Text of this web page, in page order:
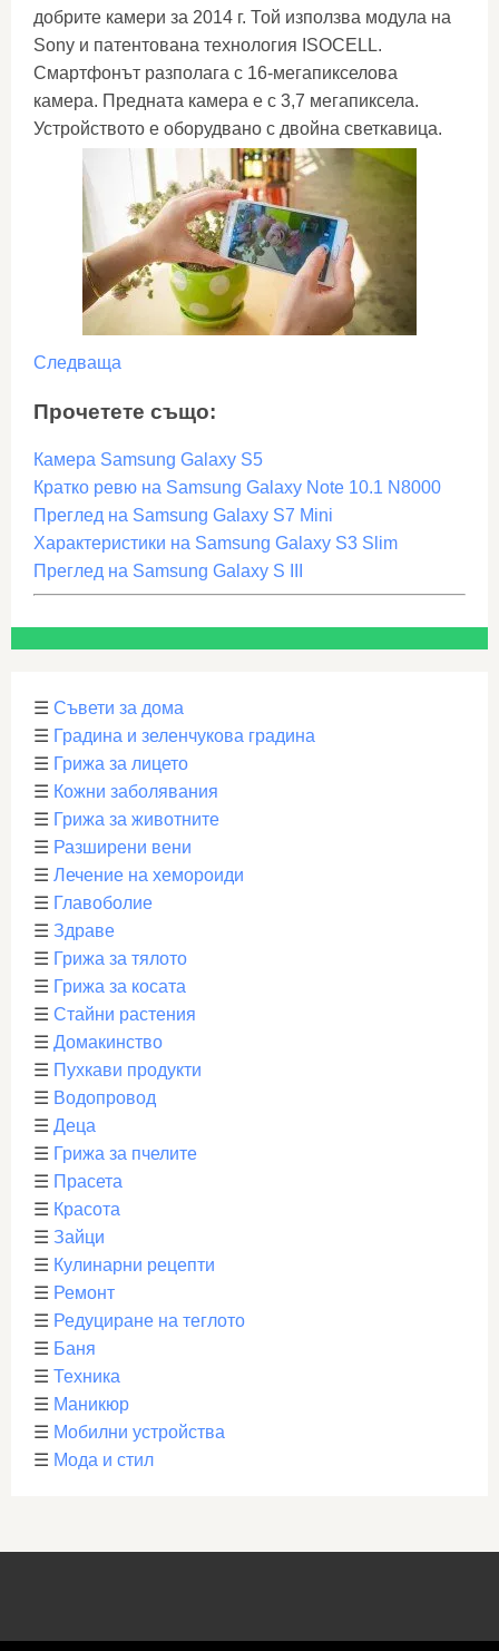
добрите камери за 2014 г. Той използва модула на
Sony и патентована технология ISOCELL.
Смартфонът разполага с 16-мегапикселова
камера. Предната камера е с 3,7 мегапиксела.
Устройството е оборудвано с двойна светкавица.
Следваща
Прочетете също:
Камера Samsung Galaxy S5
Кратко ревю на Samsung Galaxy Note 10.1 N8000
Преглед на Samsung Galaxy S7 Mini
Характеристики на Samsung Galaxy S3 Slim
Преглед на Samsung Galaxy S III
☰ Съвети за дома
☰ Градина и зеленчукова градина
☰ Грижа за лицето
☰ Кожни заболявания
☰ Грижа за животните
☰ Разширени вени
☰ Лечение на хемороиди
☰ Главоболие
☰ Здраве
☰ Грижа за тялото
☰ Грижа за косата
☰ Стайни растения
☰ Домакинство
☰ Пухкави продукти
☰ Водопровод
☰ Деца
☰ Грижа за пчелите
☰ Прасета
☰ Красота
☰ Зайци
☰ Кулинарни рецепти
☰ Ремонт
☰ Редуциране на теглото
☰ Баня
☰ Техника
☰ Маникюр
☰ Мобилни устройства
☰ Мода и стил